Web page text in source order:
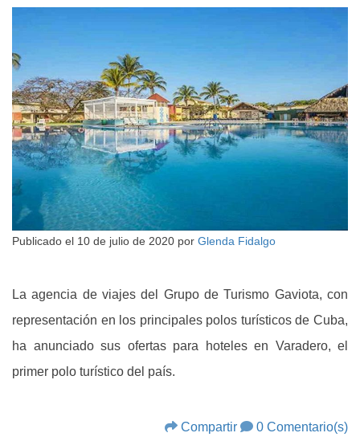
Publicado el 10 de julio de 2020 por Glenda Fidalgo
La agencia de viajes del Grupo de Turismo Gaviota, con
representación en los principales polos turísticos de Cuba,
ha anunciado sus ofertas para hoteles en Varadero, el
primer polo turístico del país.
Compartir 0 Comentario(s)